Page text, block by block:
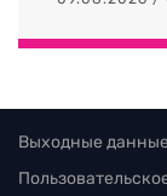
Выходные